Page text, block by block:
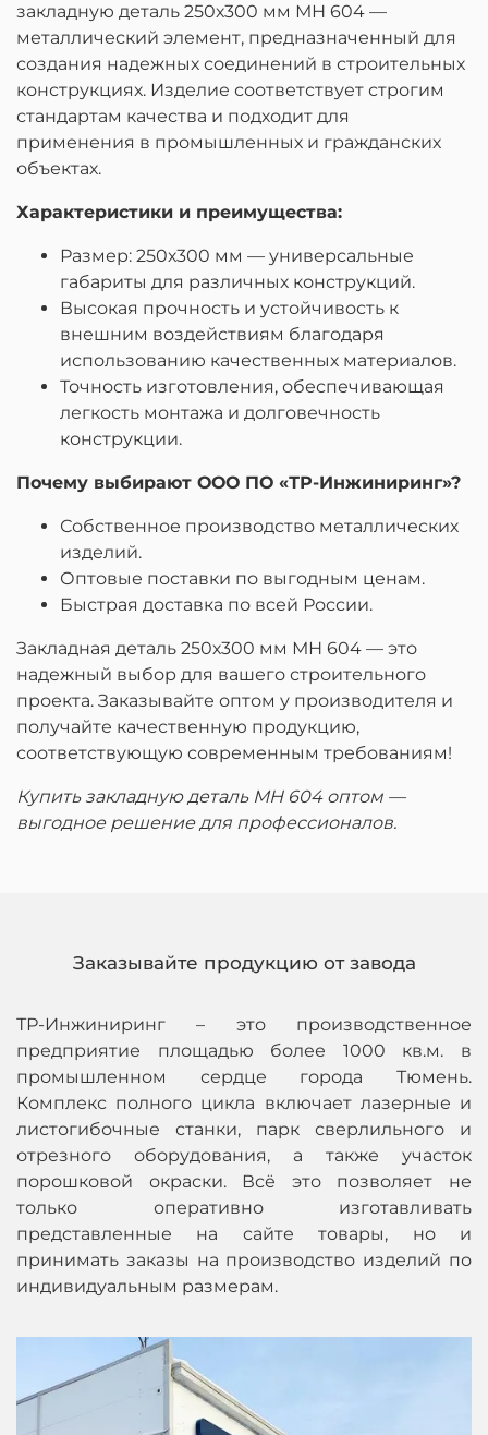
закладную деталь 250х300 мм МН 604 —
металлический элемент, предназначенный для
создания надежных соединений в строительных
конструкциях. Изделие соответствует строгим
стандартам качества и подходит для
применения в промышленных и гражданских
объектах.
Характеристики и преимущества:
Размер: 250х300 мм — универсальные
габариты для различных конструкций.
Высокая прочность и устойчивость к
внешним воздействиям благодаря
использованию качественных материалов.
Точность изготовления, обеспечивающая
легкость монтажа и долговечность
конструкции.
Почему выбирают ООО ПО «ТР-Инжиниринг»?
Собственное производство металлических
изделий.
Оптовые поставки по выгодным ценам.
Быстрая доставка по всей России.
Закладная деталь 250х300 мм МН 604 — это
надежный выбор для вашего строительного
проекта. Заказывайте оптом у производителя и
получайте качественную продукцию,
соответствующую современным требованиям!
Купить закладную деталь МН 604 оптом —
выгодное решение для профессионалов.
Заказывайте продукцию от завода
ТР-Инжиниринг – это производственное
предприятие площадью более 1000 кв.м. в
промышленном сердце города Тюмень.
Комплекс полного цикла включает лазерные и
листогибочные станки, парк сверлильного и
отрезного оборудования, а также участок
порошковой окраски. Всё это позволяет не
только оперативно изготавливать
представленные на сайте товары, но и
принимать заказы на производство изделий по
индивидуальным размерам.